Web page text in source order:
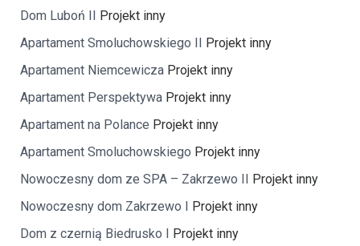
Dom Luboń II Projekt inny
Apartament Smoluchowskiego II Projekt inny
Apartament Niemcewicza Projekt inny
Apartament Perspektywa Projekt inny
Apartament na Polance Projekt inny
Apartament Smoluchowskiego Projekt inny
Nowoczesny dom ze SPA – Zakrzewo II Projekt inny
Nowoczesny dom Zakrzewo I Projekt inny
Dom z czernią Biedrusko I Projekt inny